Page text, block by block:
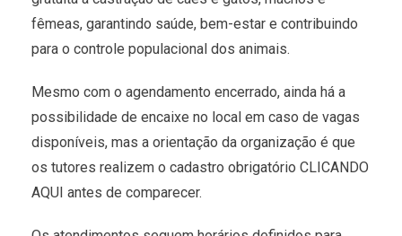
fêmeas, garantindo saúde, bem-estar e contribuindo
para o controle populacional dos animais.
Mesmo com o agendamento encerrado, ainda há a
possibilidade de encaixe no local em caso de vagas
disponíveis, mas a orientação da organização é que
os tutores realizem o cadastro obrigatório CLICANDO
AQUI antes de comparecer.